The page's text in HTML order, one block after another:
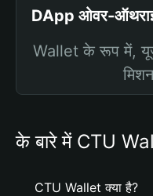
DApp ओवर-
Wallet के रूप में,
के बारे में CTU
CTU Wallet क्या है?